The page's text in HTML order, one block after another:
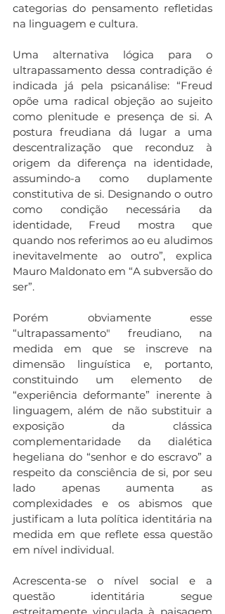
categorias do pensamento refletidas
na linguagem e cultura.
Uma alternativa lógica para o
ultrapassamento dessa contradição é
indicada já pela psicanálise: “Freud
opõe uma radical objeção ao sujeito
como plenitude e presença de si. A
postura freudiana dá lugar a uma
descentralização que reconduz à
origem da diferença na identidade,
assumindo-a como duplamente
constitutiva de si. Designando o outro
como condição necessária da
identidade, Freud mostra que
quando nos referimos ao eu aludimos
inevitavelmente ao outro”, explica
Mauro Maldonato em “A subversão do
ser”.
Porém obviamente esse
“ultrapassamento" freudiano, na
medida em que se inscreve na
dimensão linguística e, portanto,
constituindo um elemento de
“experiência deformante” inerente à
linguagem, além de não substituir a
exposição da clássica
complementaridade da dialética
hegeliana do “senhor e do escravo” a
respeito da consciência de si, por seu
lado apenas aumenta as
complexidades e os abismos que
justificam a luta política identitária na
medida em que reflete essa questão
em nível individual.
Acrescenta-se o nível social e a
questão identitária segue